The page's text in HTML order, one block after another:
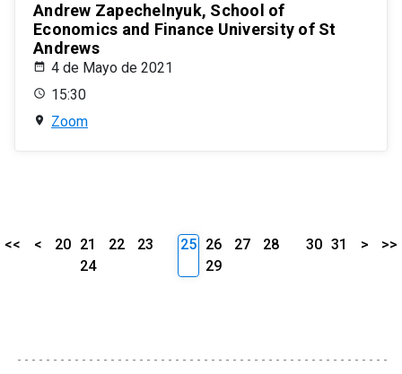
Andrew Zapechelnyuk, School of
Economics and Finance University of St
Andrews
4 de Mayo de 2021
15:30
Zoom
<< < 20 21 22
23
24
25 26 27
28
29
30 31 > >>